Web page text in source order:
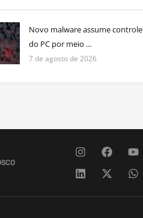
Novo malware assume controle
do PC por meio ...
7 de agosto de 2026